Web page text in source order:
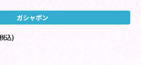
ガシャポン
込)